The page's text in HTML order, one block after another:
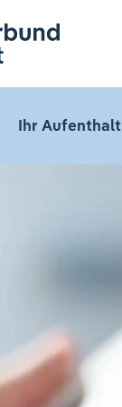
Ihr Aufenthalt